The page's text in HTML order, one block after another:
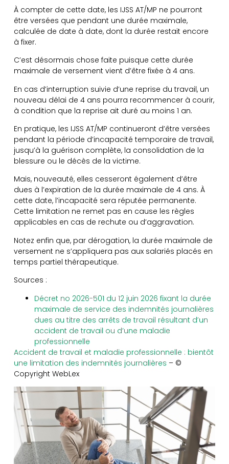
À compter de cette date, les IJSS AT/MP ne pourront
être versées que pendant une durée maximale,
calculée de date à date, dont la durée restait encore
à fixer.
C’est désormais chose faite puisque cette durée
maximale de versement vient d’être fixée à 4 ans.
En cas d’interruption suivie d’une reprise du travail, un
nouveau délai de 4 ans pourra recommencer à courir,
à condition que la reprise ait duré au moins 1 an.
En pratique, les IJSS AT/MP continueront d’être versées
pendant la période d’incapacité temporaire de travail,
jusqu’à la guérison complète, la consolidation de la
blessure ou le décès de la victime.
Mais, nouveauté, elles cesseront également d’être
dues à l’expiration de la durée maximale de 4 ans. À
cette date, l’incapacité sera réputée permanente.
Cette limitation ne remet pas en cause les règles
applicables en cas de rechute ou d’aggravation.
Notez enfin que, par dérogation, la durée maximale de
versement ne s’appliquera pas aux salariés placés en
temps partiel thérapeutique.
Sources :
Décret no 2026-501 du 12 juin 2026 fixant la durée
maximale de service des indemnités journalières
dues au titre des arrêts de travail résultant d’un
accident de travail ou d’une maladie
professionnelle
Accident de travail et maladie professionnelle : bientôt
une limitation des indemnités journalières – ©
Copyright WebLex